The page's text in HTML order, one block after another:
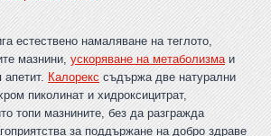
естествено намаляване на теглото,
мазнини,ускоряване на метаболизмаи
апетит. Калорекссъдържа две натурални
пиколинат и хидроксицитрат,
топи мазнините, без да разгражда
за поддържане на добро здраве